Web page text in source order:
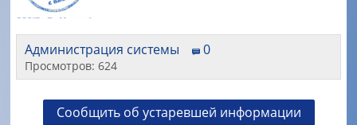
Администрация системы 0
Просмотров: 624
Сообщить об устаревшей информации